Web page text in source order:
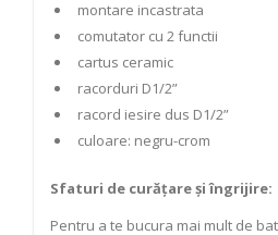
montare incastrata
comutator cu 2 functii
cartus ceramic
racorduri D1/2”
racord iesire dus D1/2”
culoare: negru-crom
Sfaturi de curățare și îngrijire:
Pentru a te bucura mai mult de